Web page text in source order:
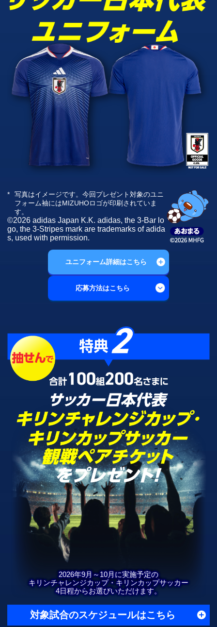
*
写真はイメージです。今回プレゼント対象のユニ
フォーム袖にはMIZUHOロゴが印刷されていま
す。
©2026 adidas Japan K.K. adidas, the 3-Bar lo
go, the 3-Stripes mark are trademarks of adida
s, used with permission.
ユニフォーム詳細はこちら
応募方法はこちら
2026年9月～10月に実施予定の
キリンチャレンジカップ・キリンカップサッカー
4日程からお選びいただけます。
対象試合のスケジュールはこちら